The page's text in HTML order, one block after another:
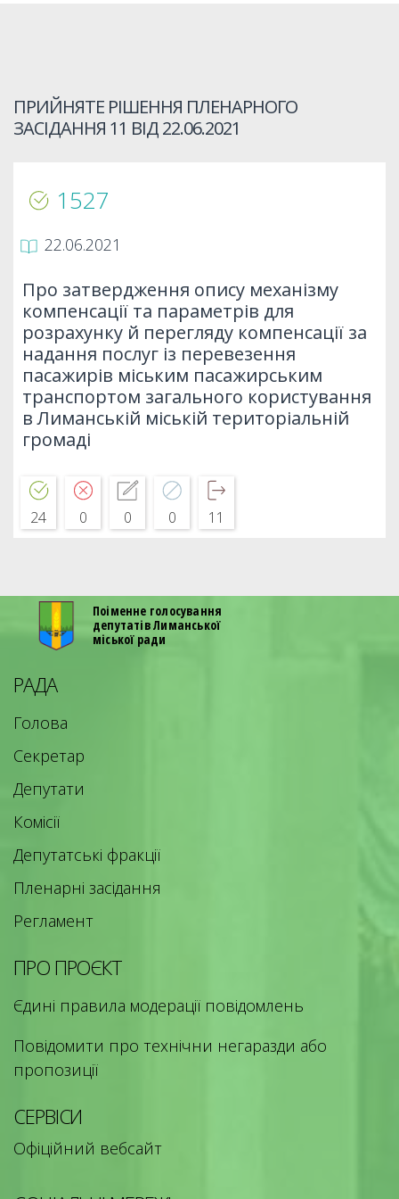
ПРИЙНЯТЕ РІШЕННЯ ПЛЕНАРНОГО
ЗАСІДАННЯ 11 ВІД22.06.2021
1527
22.06.2021
Про затвердження опису механізму
компенсації та параметрів для
розрахунку й перегляду компенсації за
надання послуг із перевезення
пасажирів міським пасажирським
транспортом загального користування
в Лиманській міській територіальній
громаді
24 0 0 0 11
Поіменне голосування
депутатів Лиманської
міської ради
РАДА
Голова
Секретар
Депутати
Комісії
Депутатські фракції
Пленарні засідання
Регламент
ПРО ПРОЄКТ
Єдині правила модерації повідомлень
Повідомити про технічни негаразди або
пропозиції
СЕРВІСИ
Офіційний вебсайт